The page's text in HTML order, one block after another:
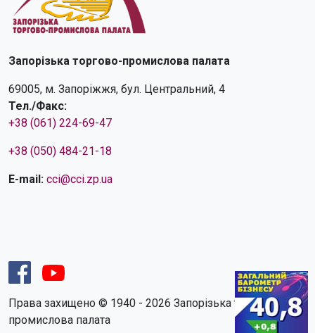
Запорізька торгово-промислова палата
69005, м. Запоріжжя, бул. Центральний, 4
Тел./Факс:
+38 (061) 224-69-47
+38 (050) 484-21-18
E-mail: cci@cci.zp.ua
Права захищено © 1940 - 2026 Запорізька торгово-
промислова палата